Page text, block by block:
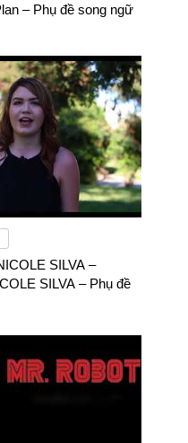
– Phụ đề song ngữ
SILVA –
SILVA – Phụ đề